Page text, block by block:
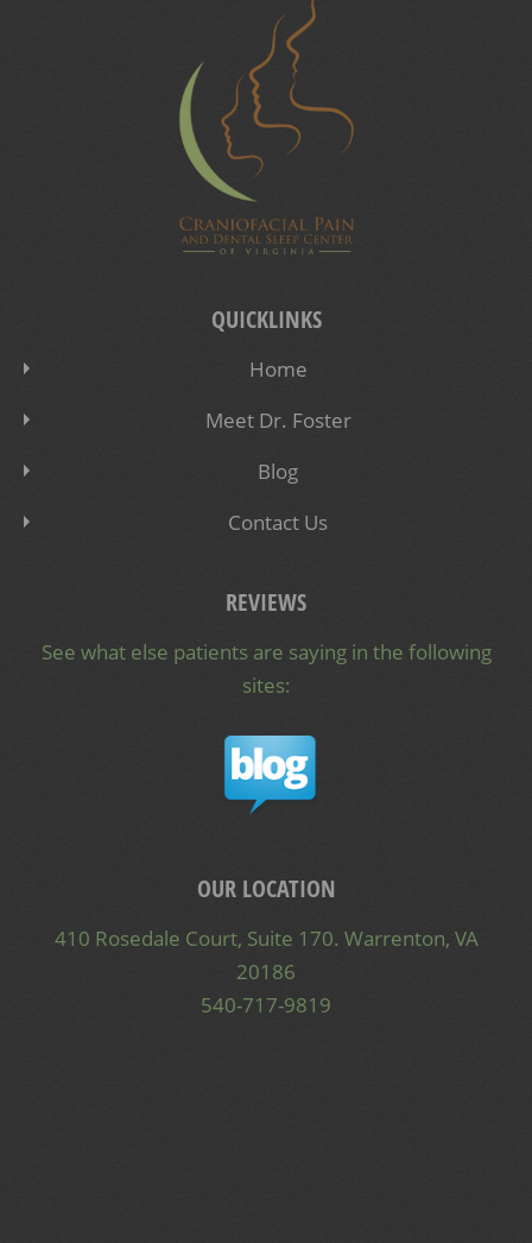
QUICKLINKS
Home
Meet Dr. Foster
Blog
Contact Us
REVIEWS
See what else patients are saying in the following
sites:
OUR LOCATION
410 Rosedale Court, Suite 170. Warrenton, VA
20186
540-717-9819